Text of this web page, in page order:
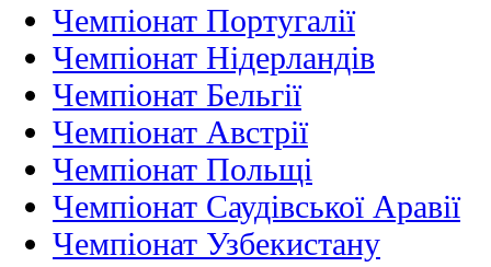
Чемпіонат Португалії
Чемпіонат Нідерландiв
Чемпіонат Бельгії
Чемпіонат Австрії
Чемпіонат Польщі
Чемпіонат Саудівської Аравії
Чемпіонат Узбекистану